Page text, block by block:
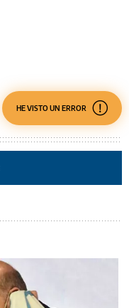
HE VISTO UN ERROR